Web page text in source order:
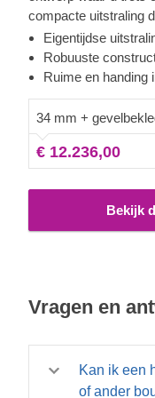
compacte uitstraling
zadeldak en de
binnenkant beslaat
comfortabel uw
Ontdek het echte
Eigentijdse
Robuuste
Ruime en handing
34 mm +
€ 12.236,00
Bekijk
Vragen en
Kan ik een
of ander